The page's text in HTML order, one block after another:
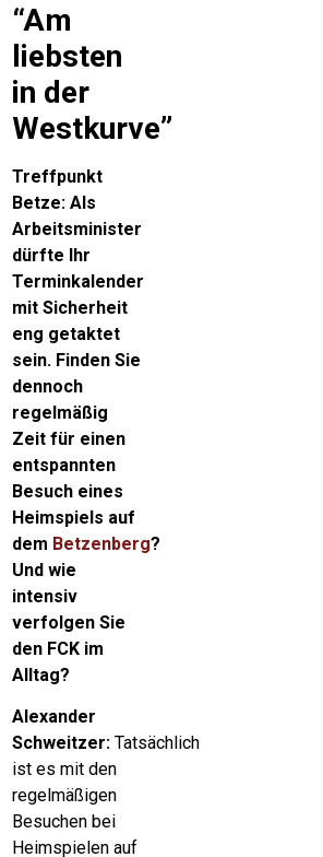
“Am
liebsten
in der
Westkurve”
Treffpunkt
Betze: Als
Arbeitsminister
dürfte Ihr
Terminkalender
mit Sicherheit
eng getaktet
sein. Finden Sie
dennoch
regelmäßig
Zeit für einen
entspannten
Besuch eines
Heimspiels auf
dem Betzenberg?
Und wie
intensiv
verfolgen Sie
den FCK im
Alltag?
Alexander
Schweitzer:Tatsächlich
ist es mit den
regelmäßigen
Besuchen bei
Heimspielen auf